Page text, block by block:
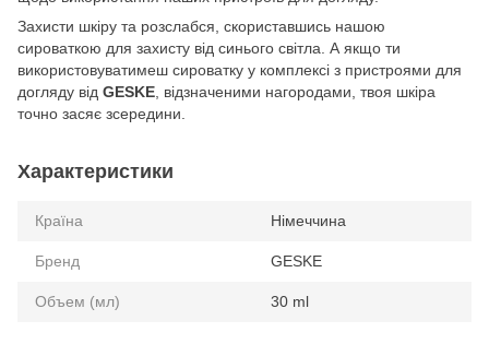
Захисти шкіру та розслабся, скориставшись нашою
сироваткою для захисту від синього світла. А якщо ти
використовуватимеш сироватку у комплексі з пристроями для
догляду від GESKE , відзначеними нагородами, твоя шкіра
точно засяє зсередини.
Характеристики
Країна Німеччина
Бренд GESKE
Объем (мл) 30 ml